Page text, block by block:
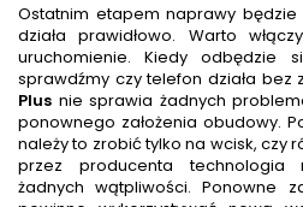
Ostatnim etapem naprawy
działa prawidłowo. Warto
uruchomienie. Kiedy odbędzie
sprawdźmy czy telefon działa bez
Plus nie sprawia żadnych
ponownego założenia obudowy.
należy to zrobić tylko na wcisk, czy
przez producenta technologia
żadnych wątpliwości. Ponowne